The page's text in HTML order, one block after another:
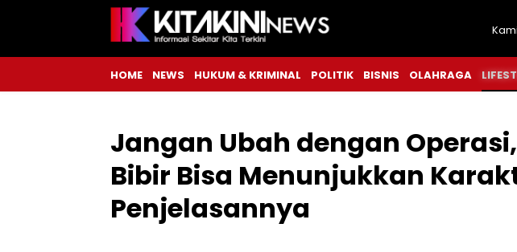
HOME NEWS HUKUM & KRIMINAL POLITIK BISNIS OLAHRAGA
Jangan Ubah dengan
Bibir Bisa Menunjukkan
Penjelasannya